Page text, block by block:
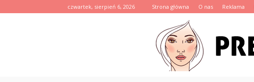
czwartek, sierpień 6, 2026 Strona główna O nas Reklama